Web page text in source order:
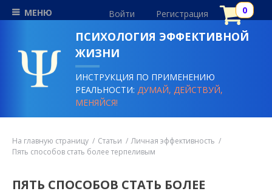
МЕНЮ Войти Регистрация
ПСИХОЛОГИЯ ЭФФЕКТИВНОЙ
ЖИЗНИ
ИНСТРУКЦИЯ ПО ПРИМЕНЕНИЮ
РЕАЛЬНОСТИ:ДУМАЙ, ДЕЙСТВУЙ,
МЕНЯЙСЯ!
На главную страницу Статьи
Личная эффективность
Пять способов стать более терпеливым
ПЯТЬ СПОСОБОВ СТАТЬ БОЛЕЕ